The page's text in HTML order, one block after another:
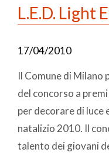
L.E.D. Light
17/04/2010
Il Comune di Milano
del concorso a
per decorare di luce
natalizio 2010. Il
talento dei giovani